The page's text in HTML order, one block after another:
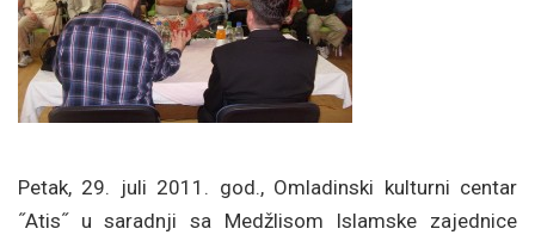
Petak, 29. juli 2011. god., Omladinski kulturni centar
˝Atis˝ u saradnji sa Medžlisom Islamske zajednice